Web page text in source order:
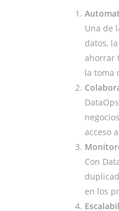
Una de
datos,
ahorrar
la toma
acceso
Con
en los